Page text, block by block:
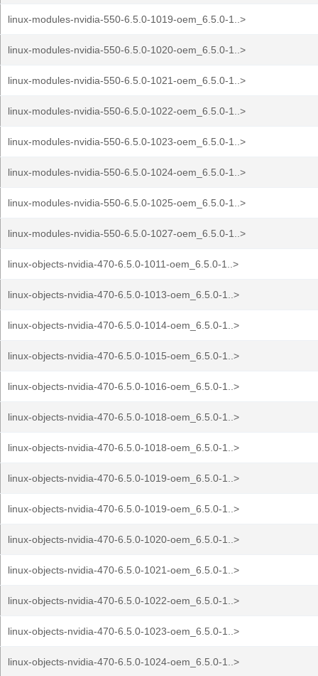
linux-modules-nvidia-550-6.5.0-1019-oem_6.5.0-1..>
linux-modules-nvidia-550-6.5.0-1020-oem_6.5.0-1..>
linux-modules-nvidia-550-6.5.0-1021-oem_6.5.0-1..>
linux-modules-nvidia-550-6.5.0-1022-oem_6.5.0-1..>
linux-modules-nvidia-550-6.5.0-1023-oem_6.5.0-1..>
linux-modules-nvidia-550-6.5.0-1024-oem_6.5.0-1..>
linux-modules-nvidia-550-6.5.0-1025-oem_6.5.0-1..>
linux-modules-nvidia-550-6.5.0-1027-oem_6.5.0-1..>
linux-objects-nvidia-470-6.5.0-1011-oem_6.5.0-1..>
linux-objects-nvidia-470-6.5.0-1013-oem_6.5.0-1..>
linux-objects-nvidia-470-6.5.0-1014-oem_6.5.0-1..>
linux-objects-nvidia-470-6.5.0-1015-oem_6.5.0-1..>
linux-objects-nvidia-470-6.5.0-1016-oem_6.5.0-1..>
linux-objects-nvidia-470-6.5.0-1018-oem_6.5.0-1..>
linux-objects-nvidia-470-6.5.0-1018-oem_6.5.0-1..>
linux-objects-nvidia-470-6.5.0-1019-oem_6.5.0-1..>
linux-objects-nvidia-470-6.5.0-1019-oem_6.5.0-1..>
linux-objects-nvidia-470-6.5.0-1020-oem_6.5.0-1..>
linux-objects-nvidia-470-6.5.0-1021-oem_6.5.0-1..>
linux-objects-nvidia-470-6.5.0-1022-oem_6.5.0-1..>
linux-objects-nvidia-470-6.5.0-1023-oem_6.5.0-1..>
linux-objects-nvidia-470-6.5.0-1024-oem_6.5.0-1..>